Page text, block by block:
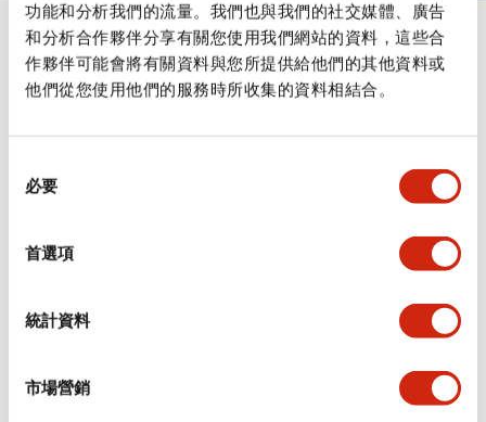
功能和分析我們的流量。我們也與我們的社交媒體、廣告
和分析合作夥伴分享有關您使用我們網站的資料，這些合
作夥伴可能會將有關資料與您所提供給他們的其他資料或
他們從您使用他們的服務時所收集的資料相結合。
必要
首選項
統計資料
市場營銷
規格 顯示全部
審美規範
安裝和安裝規範